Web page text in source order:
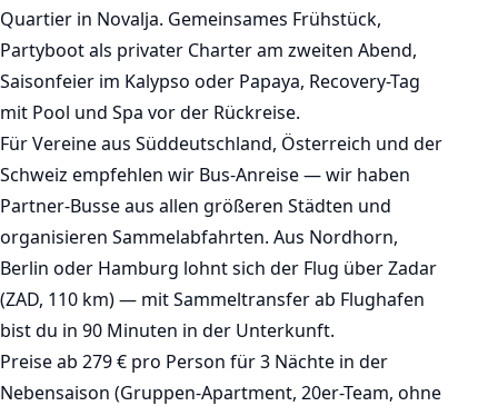
Quartier in Novalja. Gemeinsames Frühstück,
Partyboot als privater Charter am zweiten Abend,
Saisonfeier im Kalypso oder Papaya, Recovery-Tag
mit Pool und Spa vor der Rückreise.
Für Vereine aus Süddeutschland, Österreich und der
Schweiz empfehlen wir Bus-Anreise — wir haben
Partner-Busse aus allen größeren Städten und
organisieren Sammelabfahrten. Aus Nordhorn,
Berlin oder Hamburg lohnt sich der Flug über Zadar
(ZAD, 110 km) — mit Sammeltransfer ab Flughafen
bist du in 90 Minuten in der Unterkunft.
Preise ab 279 € pro Person für 3 Nächte in der
Nebensaison (Gruppen-Apartment, 20er-Team, ohne